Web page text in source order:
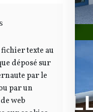
texte au
déposé sur
par le
par un
web